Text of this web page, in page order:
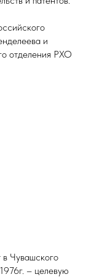
и
отделения РХО
в Чувашского
– целевую